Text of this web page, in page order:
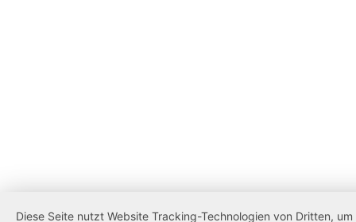
Diese Seite nutzt Website Tracking-Technologien von Dritten,